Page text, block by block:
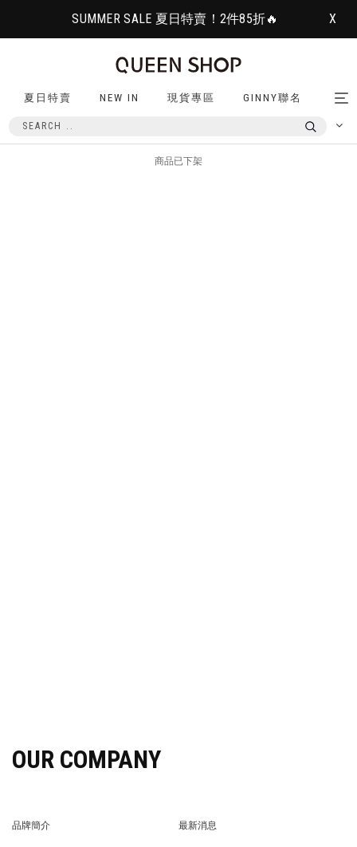
SUMMER SALE 夏日特賣！2件85折🔥 X
夏日特賣 NEW IN 現貨專區 GINNY聯名
商品已下架
OUR COMPANY
品牌簡介
最新消息